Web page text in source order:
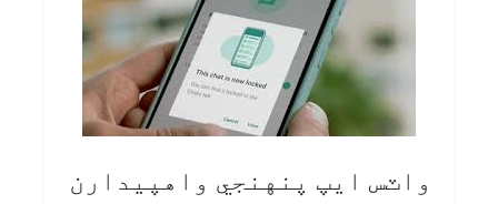
واٽس ايپ پنهنجي واهپيدارن